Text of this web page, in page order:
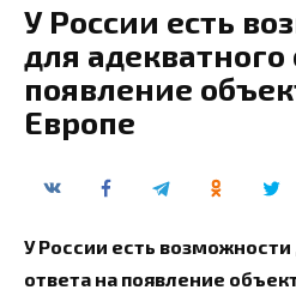
У России есть
для адекватного
появление
Европе
У России есть
ответа на появление